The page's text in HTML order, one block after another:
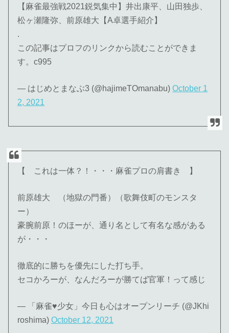
【麻雀最強戦2021鋭気集中】井出康平、山田独歩、
松ヶ瀬隆弥、前原雄大【A卓選手紹介】
.
この記事はプロフのリンクから読むことができま
す。c995
— はじめとまなぶ3 (@hajimeTOmanabu)October 1
2, 2021
【 これは一体？！・・・麻雀プロの肩書き 】
前原雄大 （地獄の門番）（歌舞伎町のモンスタ
ー）
豪腕前原！のほーが、通り名として有名な感がある
が・・・
徹底的に勝ちを優先にした打ち手。
セコかろーが、なんだろーが勝てば官軍！って感じ
— 「麻雀♥少女」今日も心はオープンリーチ (@JKhi
roshima)October 12, 2021